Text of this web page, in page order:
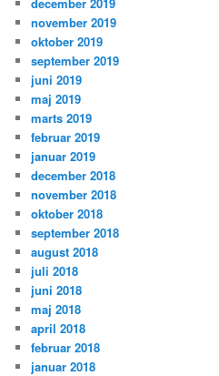
november 2019
oktober 2019
september 2019
juni 2019
maj 2019
marts 2019
februar 2019
januar 2019
december 2018
november 2018
oktober 2018
september 2018
august 2018
juli 2018
juni 2018
maj 2018
april 2018
februar 2018
januar 2018